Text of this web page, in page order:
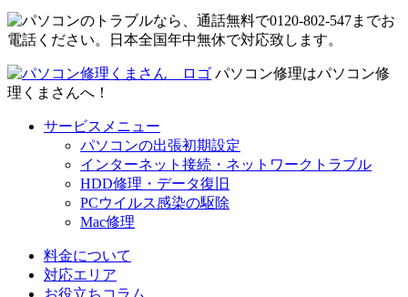
パソコン修理はパソコン修
理くまさんへ！
サービスメニュー
パソコンの出張初期設定
インターネット接続・ネットワークトラブル
HDD修理・データ復旧
PCウイルス感染の駆除
Mac修理
料金について
対応エリア
お役立ちコラム